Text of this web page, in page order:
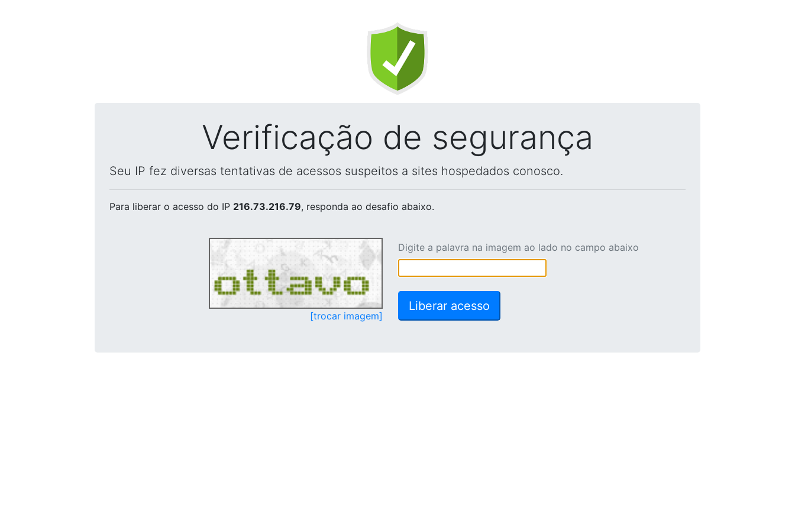
Verificação de segurança
Seu IP fez diversas tentativas de acessos suspeitos a sites hospedados conosco.
Para liberar o acesso do IP 216.73.216.79, responda ao desafio abaixo.
[trocar imagem]
Digite a palavra na imagem ao lado no campo abaixo